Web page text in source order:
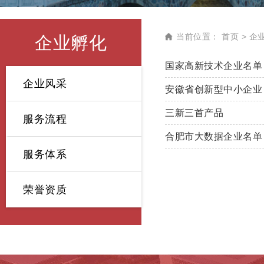
企业孵化
企业风采
服务流程
服务体系
荣誉资质
当前位置： 首页 企
国家高新技术企业名单
安徽省创新型中小企业
三新三首产品
合肥市大数据企业名单